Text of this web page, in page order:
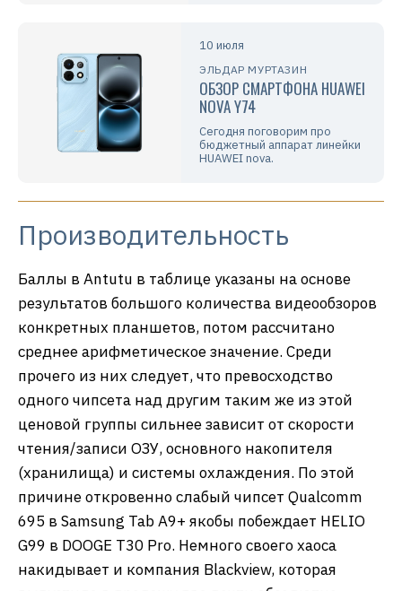
10 июля
ЭЛЬДАР МУРТАЗИН
ОБЗОР СМАРТФОНА HUAWEI
NOVA Y74
Сегодня поговорим про
бюджетный аппарат линейки
HUAWEI nova.
Производительность
Баллы в Antutu в таблице указаны на основе
результатов большого количества видеообзоров
конкретных планшетов, потом рассчитано
среднее арифметическое значение. Среди
прочего из них следует, что превосходство
одного чипсета над другим таким же из этой
ценовой группы сильнее зависит от скорости
чтения/записи ОЗУ, основного накопителя
(хранилища) и системы охлаждения. По этой
причине откровенно слабый чипсет Qualcomm
695 в Samsung Tab A9+ якобы побеждает HELIO
G99 в DOOGE T30 Pro. Немного своего хаоса
накидывает и компания Blackview, которая